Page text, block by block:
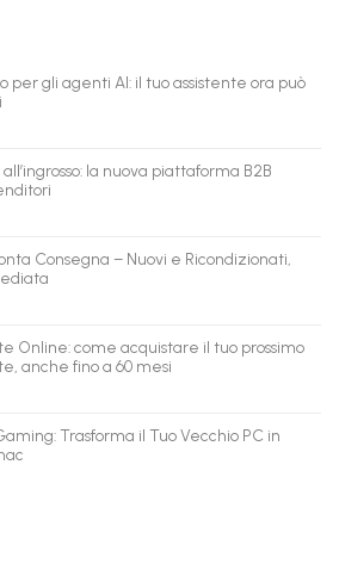
per gli agenti AI: il tuo assistente ora può
la nuova piattaforma B2B
Consegna – Nuovi e Ricondizionati,
Online: come acquistare il tuo prossimo
anche fino a 60 mesi
Trasforma il Tuo Vecchio PC in